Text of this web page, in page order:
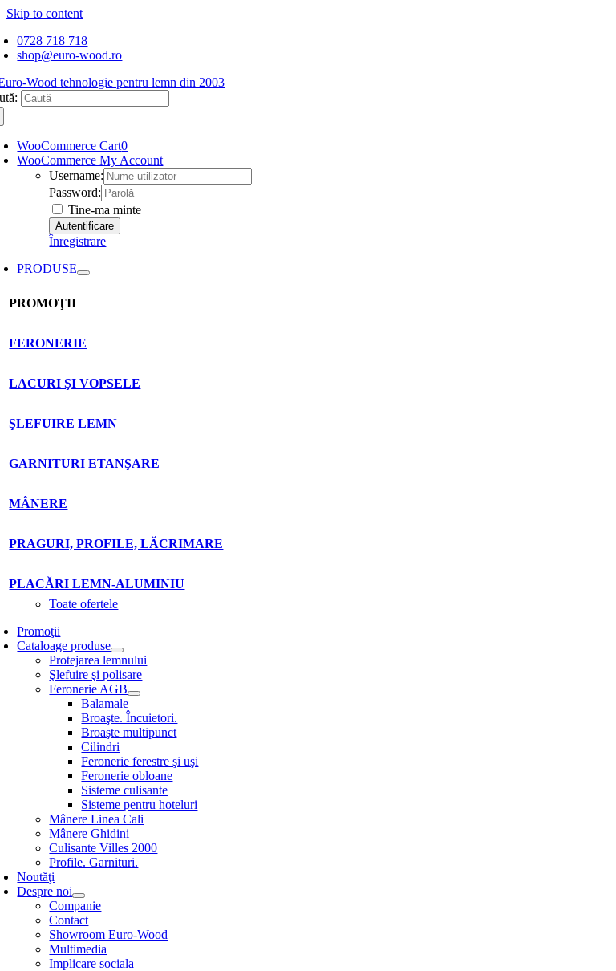
Skip to content
0728 718 718
shop@euro-wood.ro
WooCommerce Cart0
WooCommerce My Account
Username:
Password:
Tine-ma minte
Înregistrare
PRODUSE
PROMOŢII
FERONERIE
LACURI ŞI VOPSELE
ŞLEFUIRE LEMN
GARNITURI ETANŞARE
MÂNERE
PRAGURI, PROFILE, LĂCRIMARE
PLACĂRI LEMN-ALUMINIU
Toate ofertele
Promoţii
Cataloage produse
Protejarea lemnului
Şlefuire şi polisare
Feronerie AGB
Balamale
Broaşte. Încuietori.
Broaşte multipunct
Cilindri
Feronerie ferestre şi uşi
Feronerie obloane
Sisteme culisante
Sisteme pentru hoteluri
Mânere Linea Cali
Mânere Ghidini
Culisante Villes 2000
Profile. Garnituri.
Noutăţi
Despre noi
Companie
Contact
Showroom Euro-Wood
Multimedia
Implicare sociala